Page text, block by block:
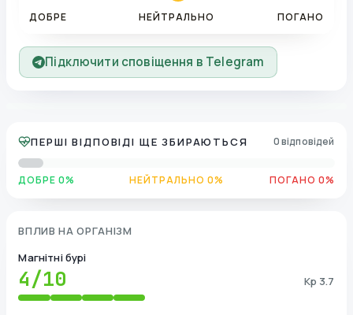
ДОБРЕ НЕЙТРАЛЬНО ПОГАНО
Підключити сповіщення в Telegram
ПЕРШІ ВІДПОВІДІ ЩЕ ЗБИРАЮТЬСЯ 0 відповідей
ДОБРЕ 0% НЕЙТРАЛЬНО 0% ПОГАНО 0%
ВПЛИВ НА ОРГАНІЗМ
Магнітні бурі
4/10 Kp 3.7